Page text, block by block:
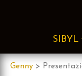
SIBYL
Genny >